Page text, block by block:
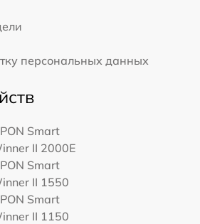
персональных данных
Smart
II 2000E
Smart
II 1550
Smart
II 1150